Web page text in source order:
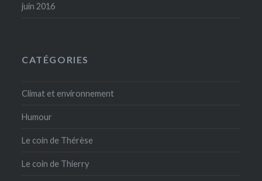
juin 2016
CATÉGORIES
Climat et environnement
Humour
Le coin de Thérèse
Le coin de Thierry